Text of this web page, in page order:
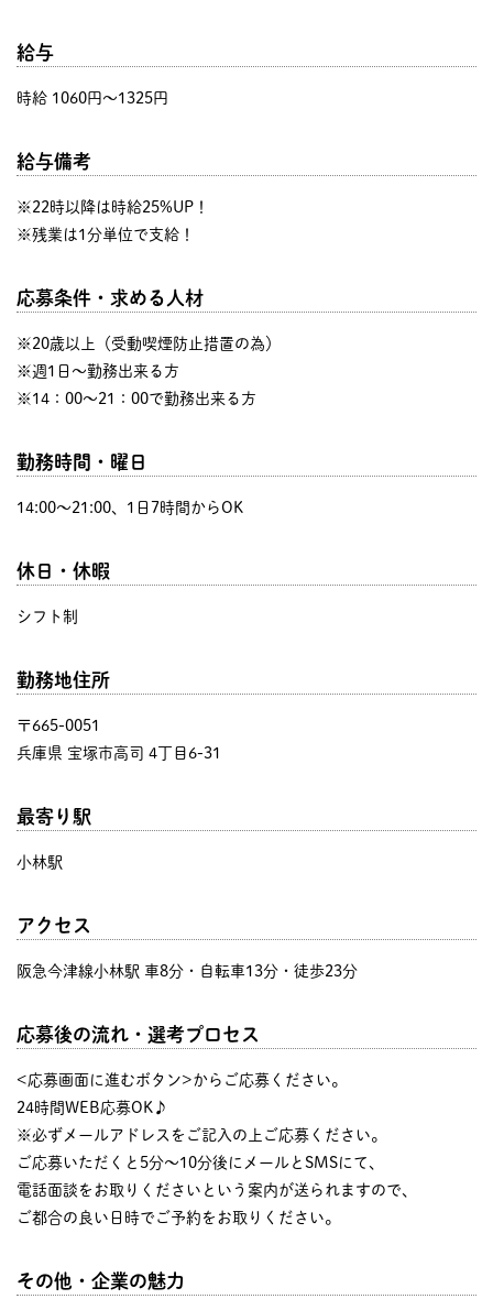
給与
時給 1060円〜1325円
給与備考
※22時以降は時給25%UP！
※残業は1分単位で支給！
応募条件・求める人材
※20歳以上（受動喫煙防止措置の為）
※週1日～勤務出来る方
※14：00～21：00で勤務出来る方
勤務時間・曜日
14:00〜21:00、1日7時間からOK
休日・休暇
シフト制
勤務地住所
〒665-0051
兵庫県 宝塚市高司 4丁目6-31
最寄り駅
小林駅
アクセス
阪急今津線小林駅 車8分・自転車13分・徒歩23分
応募後の流れ・選考プロセス
<応募画面に進むボタン>からご応募ください。
24時間WEB応募OK♪
※必ずメールアドレスをご記入の上ご応募ください。
ご応募いただくと5分～10分後にメールとSMSにて、
電話面談をお取りくださいという案内が送られますので、
ご都合の良い日時でご予約をお取りください。
その他・企業の魅力